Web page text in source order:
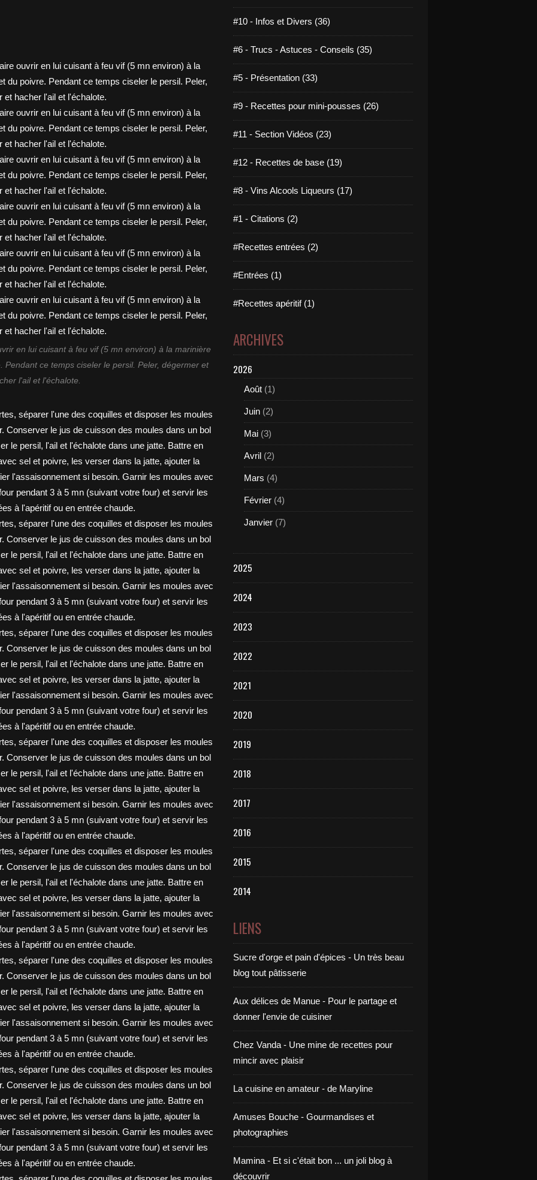
en lui cuisant à feu vif (5 mn environ) à la marinière
Pendant ce temps ciseler le persil. Peler, dégermer et
l'ail et l'échalote.
#10 - Infos et Divers (36)
#6 - Trucs - Astuces - Conseils (35)
#5 - Présentation (33)
#9 - Recettes pour mini-pousses (26)
#11 - Section Vidéos (23)
#12 - Recettes de base (19)
#8 - Vins Alcools Liqueurs (17)
#1 - Citations (2)
#Recettes entrées (2)
#Entrées (1)
#Recettes apéritif (1)
ARCHIVES
2026
Août (1)
Juin (2)
Mai (3)
Avril (2)
Mars (4)
Février (4)
Janvier (7)
2025
2024
2023
2022
2021
2020
2019
2018
2017
2016
2015
2014
LIENS
Sucre d'orge et pain d'épices - Un très beau
blog tout pâtisserie
Aux délices de Manue - Pour le partage et
donner l'envie de cuisiner
Chez Vanda - Une mine de recettes pour
mincir avec plaisir
La cuisine en amateur - de Maryline
Amuses Bouche - Gourmandises et
photographies
Mamina - Et si c'était bon ... un joli blog à
découvrir